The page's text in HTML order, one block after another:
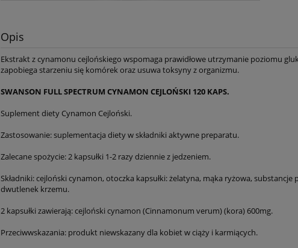
Opis
Ekstrakt z cynamonu cejlońskiego wspomaga prawidłowe utrzymanie poziomu
zapobiega starzeniu się komórek oraz usuwa toksyny z organizmu.
SWANSON FULL SPECTRUM CYNAMON CEJLOŃSKI 120 KAPS.
Suplement diety Cynamon Cejloński.
Zastosowanie: suplementacja diety w składniki aktywne preparatu.
Zalecane spożycie: 2 kapsułki 1-2 razy dziennie z jedzeniem.
Składniki: cejloński cynamon, otoczka kapsułki: żelatyna, mąka ryżowa,
dwutlenek krzemu.
2 kapsułki zawierają: cejloński cynamon (Cinnamonum verum) (kora) 600mg.
Przeciwwskazania: produkt niewskazany dla kobiet w ciąży i karmiących.